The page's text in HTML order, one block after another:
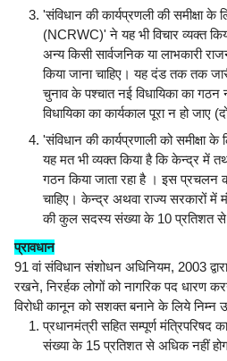
'संविधान की कार्यप्रणली की समीक्षा के
(NCRWC)' ने यह भी विचार व्यक्त
अन्य किसी सार्वजनिक या लाभकारी
किया जाना चाहिए। यह दंड तक तक
चुनाव के पश्चात नई विधायिका का
विधायिका का कार्यकाल पूरा न हो जाए
'संविधान की कार्यप्रणाली को
यह मत भी व्यक्त किया है कि केन्द्र में
गठन किया जाता रहा है । इस प्रचलन
चाहिए। केन्द्र अथवा राज्य सरकारों में
की कुल सदस्य संख्या के 10 प्रतिशत से
प्रावधान
91 वां संविधान संशोधन अधिनियम, 2003
रखने, निरर्हक लोगों को नागरिक पद धारण
विरोधी कानून को सशक्त बनाने के लिये निम्न
प्रधानमंत्री सहित सम्पूर्ण
संख्या के 15 प्रतिशत से अधिक नहीं